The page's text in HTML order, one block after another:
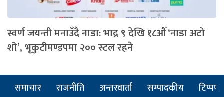
स्वर्ण जयन्ती मनाउँदै नाडा: भाद्र ९ देखि १८औँ ‘नाडा अटो
शो’, भृकुटीमण्डपमा २०० स्टल रहने
समाचार राजनीति अन्तरवार्ता सम्पादकीय टिप्पणी